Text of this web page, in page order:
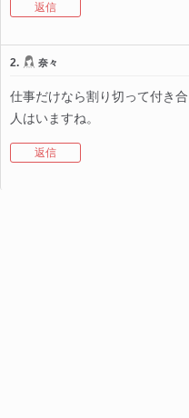
返信
2. 奈々
仕事だけなら割り切って付き
人はいますね。
返信